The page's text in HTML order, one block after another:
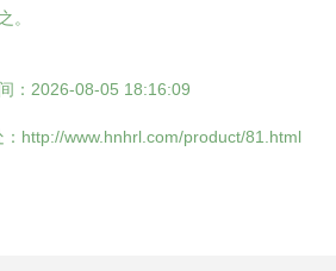
。
：2026-08-05 18:16:09
http://www.hnhrl.com/product/81.html